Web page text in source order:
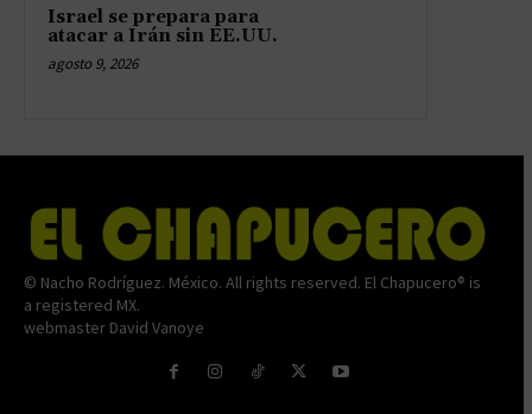
Israel se prepara para
atacar a Irán sin EE.UU.
agosto 9, 2026
© Nacho Rodríguez. México. All rights reserved. El Chapucero® is
a registered MX.
webmaster David Vanoye